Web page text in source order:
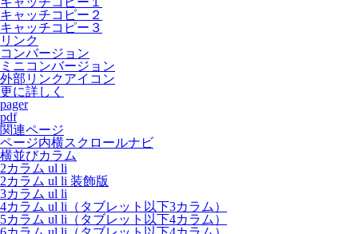
キャッチコピー２
キャッチコピー３
リンク
コンバージョン
ミニコンバージョン
外部リンクアイコン
更に詳しく
pager
pdf
関連ページ
ページ内横スクロールナビ
横並びカラム
2カラム ul li
2カラム ul li 装飾版
3カラム ul li
4カラム ul li（タブレット以下3カラム）
5カラム ul li（タブレット以下4カラム）